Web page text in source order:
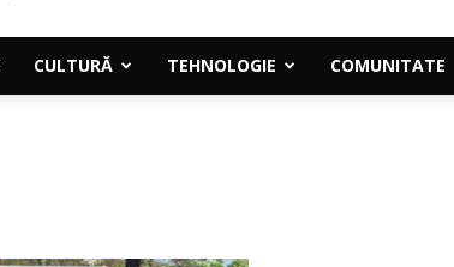
Rotalianul
CULTURĂ TEHNOLOGIE COMUNITATE